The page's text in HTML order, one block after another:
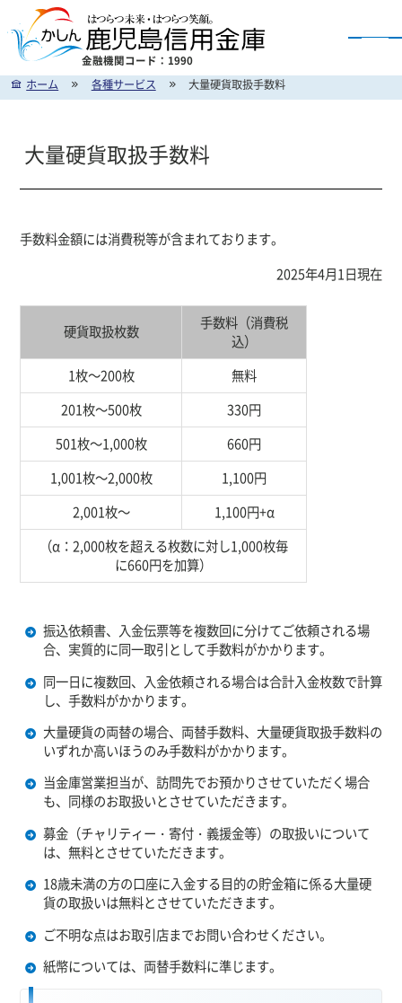
金融機関コード：1990
かしん インターネットバンキングのご案内
ホーム 各種サービス 大量硬貨取扱手数料
大量硬貨取扱手数料
手数料金額には消費税等が含まれております。
2025年4月1日現在
硬貨取扱枚数
手数料（消費税
込）
1枚～200枚
無料
201枚～500枚
330円
501枚～1,000枚
660円
1,001枚～2,000枚
1,100円
2,001枚～
1,100円+α
（α：2,000枚を超える枚数に対し1,000枚毎
に660円を加算）
振込依頼書、入金伝票等を複数回に分けてご依頼される場
合、実質的に同一取引として手数料がかかります。
同一日に複数回、入金依頼される場合は合計入金枚数で計算
し、手数料がかかります。
大量硬貨の両替の場合、両替手数料、大量硬貨取扱手数料の
いずれか高いほうのみ手数料がかかります。
当金庫営業担当が、訪問先でお預かりさせていただく場合
も、同様のお取扱いとさせていただきます。
募金（チャリティー・寄付・義援金等）の取扱いについて
は、無料とさせていただきます。
18歳未満の方の口座に入金する目的の貯金箱に係る大量硬
貨の取扱いは無料とさせていただきます。
ご不明な点はお取引店までお問い合わせください。
紙幣については、両替手数料に準じます。